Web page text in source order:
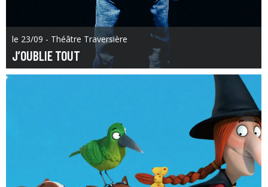
le 23/09 - Théâtre Traversière
J’OUBLIE TOUT